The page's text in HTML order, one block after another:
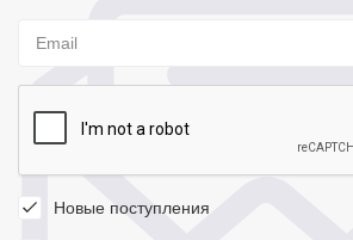
Новые поступления